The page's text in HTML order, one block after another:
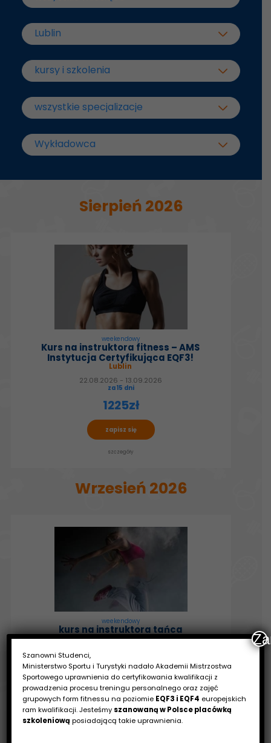
Sierpień 2026
weekendowy
Kurs na instruktora fitness – AMS
Instytucja Certyfikująca EQF3!
Lublin
22.08.2026 - 13.09.2026
za 15 dni
1225zł
zapisz się
szczegóły
Wrzesień 2026
weekendowy
kurs na instruktora tańca
Lublin
05.09.2026 - 27.09.2026
1599zł
zapisz się
szczegóły
Szanowni Studenci,
Ministerstwo Sportu i Turystyki nadało Akademii Mistrzostwa
Sportowego uprawnienia do certyfikowania kwalifikacji z
prowadzenia procesu treningu personalnego oraz zajęć
grupowych form fitnessu na poziomie EQF3 i EQF4 europejskich
ram kwalifikacji. Jesteśmy szanowaną w Polsce placówką
szkoleniową posiadającą takie uprawnienia.